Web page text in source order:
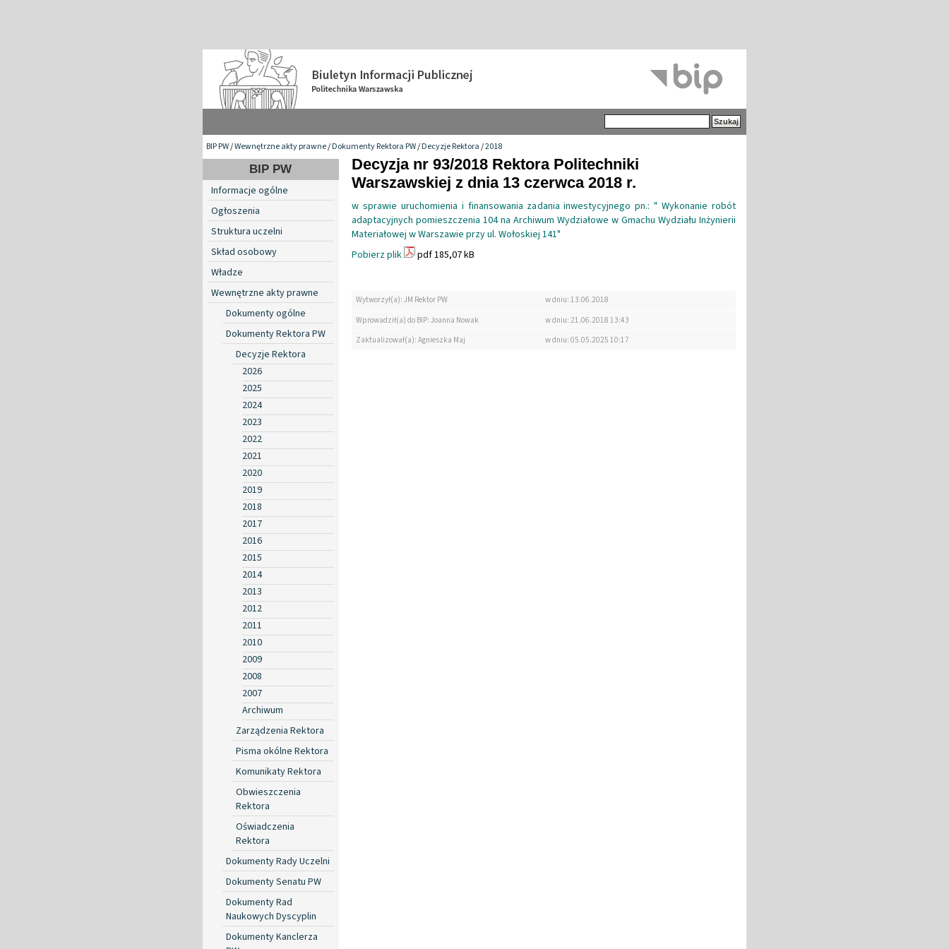
BIP PW/Wewnętrzne akty prawne/Dokumenty Rektora PW/Decyzje Rektora/2018
BIP PW
Informacje ogólne
Ogłoszenia
Struktura uczelni
Skład osobowy
Władze
Wewnętrzne akty prawne
Dokumenty ogólne
Dokumenty Rektora PW
Decyzje Rektora
2026
2025
2024
2023
2022
2021
2020
2019
2018
2017
2016
2015
2014
2013
2012
2011
2010
2009
2008
2007
Archiwum
Zarządzenia Rektora
Pisma okólne Rektora
Komunikaty Rektora
Obwieszczenia
Rektora
Oświadczenia
Rektora
Dokumenty Rady Uczelni
Dokumenty Senatu PW
Dokumenty Rad
Naukowych Dyscyplin
Dokumenty Kanclerza
Decyzja nr 93/2018 Rektora Politechniki
Warszawskiej z dnia 13 czerwca 2018 r.
w sprawie uruchomienia i finansowania zadania inwestycyjnego pn.: " Wykonanie robót
adaptacyjnych pomieszczenia 104 na Archiwum Wydziałowe w Gmachu Wydziału Inżynierii
Materiałowej w Warszawie przy ul. Wołoskiej 141"
Pobierz plik
pdf 185,07 kB
Wytworzył(a): JM Rektor PW
w dniu: 13.06.2018
Wprowadził(a) do BIP: Joanna Nowak
w dniu: 21.06.2018 13:43
Zaktualizował(a): Agnieszka Maj
w dniu: 05.05.2025 10:17